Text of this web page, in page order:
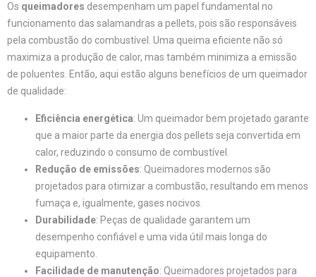
Os queimadores desempenham um papel fundamental no
funcionamento das salamandras a pellets, pois são responsáveis
pela combustão do combustível. Uma queima eficiente não só
maximiza a produção de calor, mas também minimiza a emissão
de poluentes. Então, aqui estão alguns benefícios de um queimador
de qualidade:
Eficiência energética: Um queimador bem projetado garante
que a maior parte da energia dos pellets seja convertida em
calor, reduzindo o consumo de combustível.
Redução de emissões: Queimadores modernos são
projetados para otimizar a combustão, resultando em menos
fumaça e, igualmente, gases nocivos.
Durabilidade: Peças de qualidade garantem um
desempenho confiável e uma vida útil mais longa do
equipamento.
Facilidade de manutenção: Queimadores projetados para